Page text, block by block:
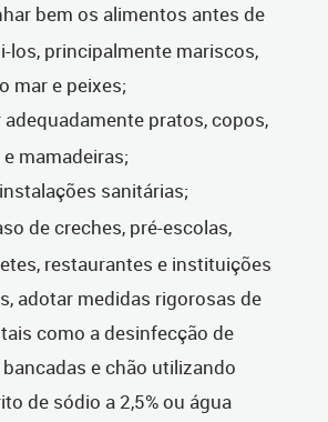
bem os alimentos antes de
los, principalmente mariscos,
mar e peixes;
adequadamente pratos, copos,
mamadeiras;
sanitárias;
de creches, pré-escolas,
restaurantes e instituições
adotar medidas rigorosas de
como a desinfecção de
e chão utilizando
de sódio a 2,5% ou água